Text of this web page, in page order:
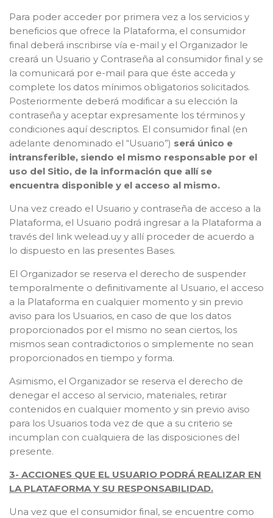
Para poder acceder por primera vez a los servicios y
beneficios que ofrece la Plataforma, el consumidor
final deberá inscribirse vía e-mail y el Organizador le
creará un Usuario y Contraseña al consumidor final y se
la comunicará por e-mail para que éste acceda y
complete los datos mínimos obligatorios solicitados.
Posteriormente deberá modificar a su elección la
contraseña y aceptar expresamente los términos y
condiciones aquí descriptos. El consumidor final (en
adelante denominado el “Usuario”) será único e
intransferible, siendo el mismo responsable por el
uso del Sitio, de la información que allí se
encuentra disponible y el acceso al mismo.
Una vez creado el Usuario y contraseña de acceso a la
Plataforma, el Usuario podrá ingresar a la Plataforma a
través del link welead.uy y allí proceder de acuerdo a
lo dispuesto en las presentes Bases.
El Organizador se reserva el derecho de suspender
temporalmente o definitivamente al Usuario, el acceso
a la Plataforma en cualquier momento y sin previo
aviso para los Usuarios, en caso de que los datos
proporcionados por el mismo no sean ciertos, los
mismos sean contradictorios o simplemente no sean
proporcionados en tiempo y forma.
Asimismo, el Organizador se reserva el derecho de
denegar el acceso al servicio, materiales, retirar
contenidos en cualquier momento y sin previo aviso
para los Usuarios toda vez de que a su criterio se
incumplan con cualquiera de las disposiciones del
presente.
3- ACCIONES QUE EL USUARIO PODRÁ REALIZAR EN
LA PLATAFORMA Y SU RESPONSABILIDAD.
Una vez que el consumidor final, se encuentre como